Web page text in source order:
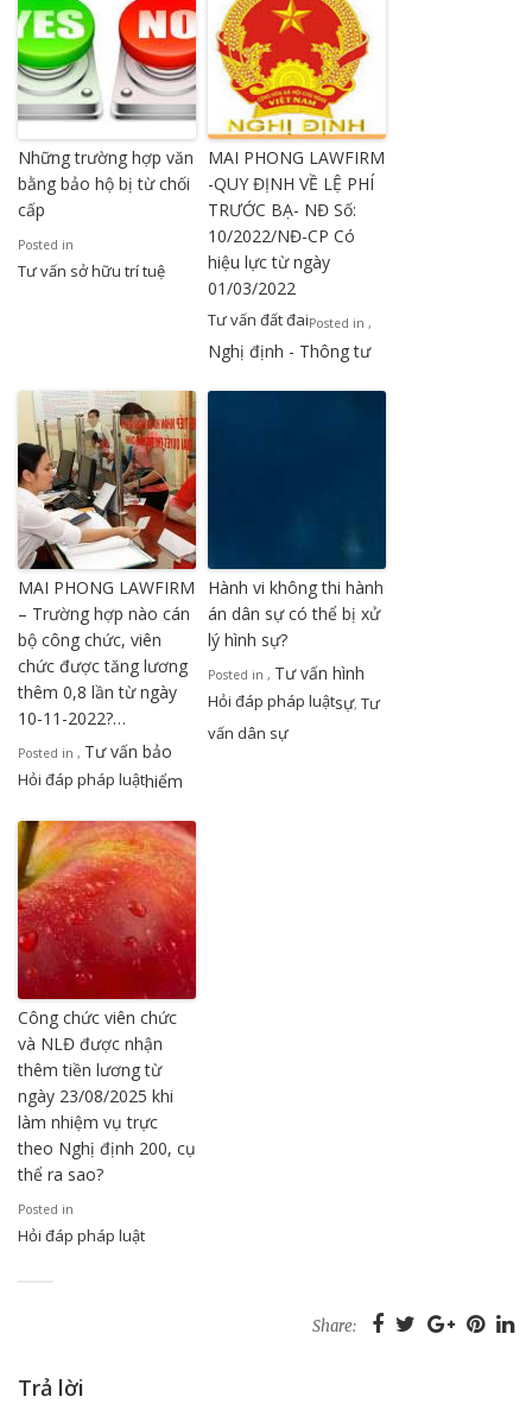
Những trường hợp văn
bằng bảo hộ bị từ chối
cấp
Posted in
Tư vấn sở hữu trí tuệ
MAI PHONG LAWFIRM
-QUY ĐỊNH VỀ LỆ PHÍ
TRƯỚC BẠ- NĐ Số:
10/2022/NĐ-CP Có
hiệu lực từ ngày
01/03/2022
Posted in
Tư vấn đất đai ,
Nghị định - Thông tư
MAI PHONG LAWFIRM
– Trường hợp nào cán
bộ công chức, viên
chức được tăng lương
thêm 0,8 lần từ ngày
10-11-2022?…
Posted in
Hỏi đáp pháp luật
, Tư vấn bảo
hiểm
Hành vi không thi hành
án dân sự có thể bị xử
lý hình sự?
Posted in
Hỏi đáp pháp luật
, Tư vấn hình
sự, Tư
vấn dân sự
Công chức viên chức
và NLĐ được nhận
thêm tiền lương từ
ngày 23/08/2025 khi
làm nhiệm vụ trực
theo Nghị định 200, cụ
thể ra sao?
Posted in
Hỏi đáp pháp luật
Share:
Trả lời